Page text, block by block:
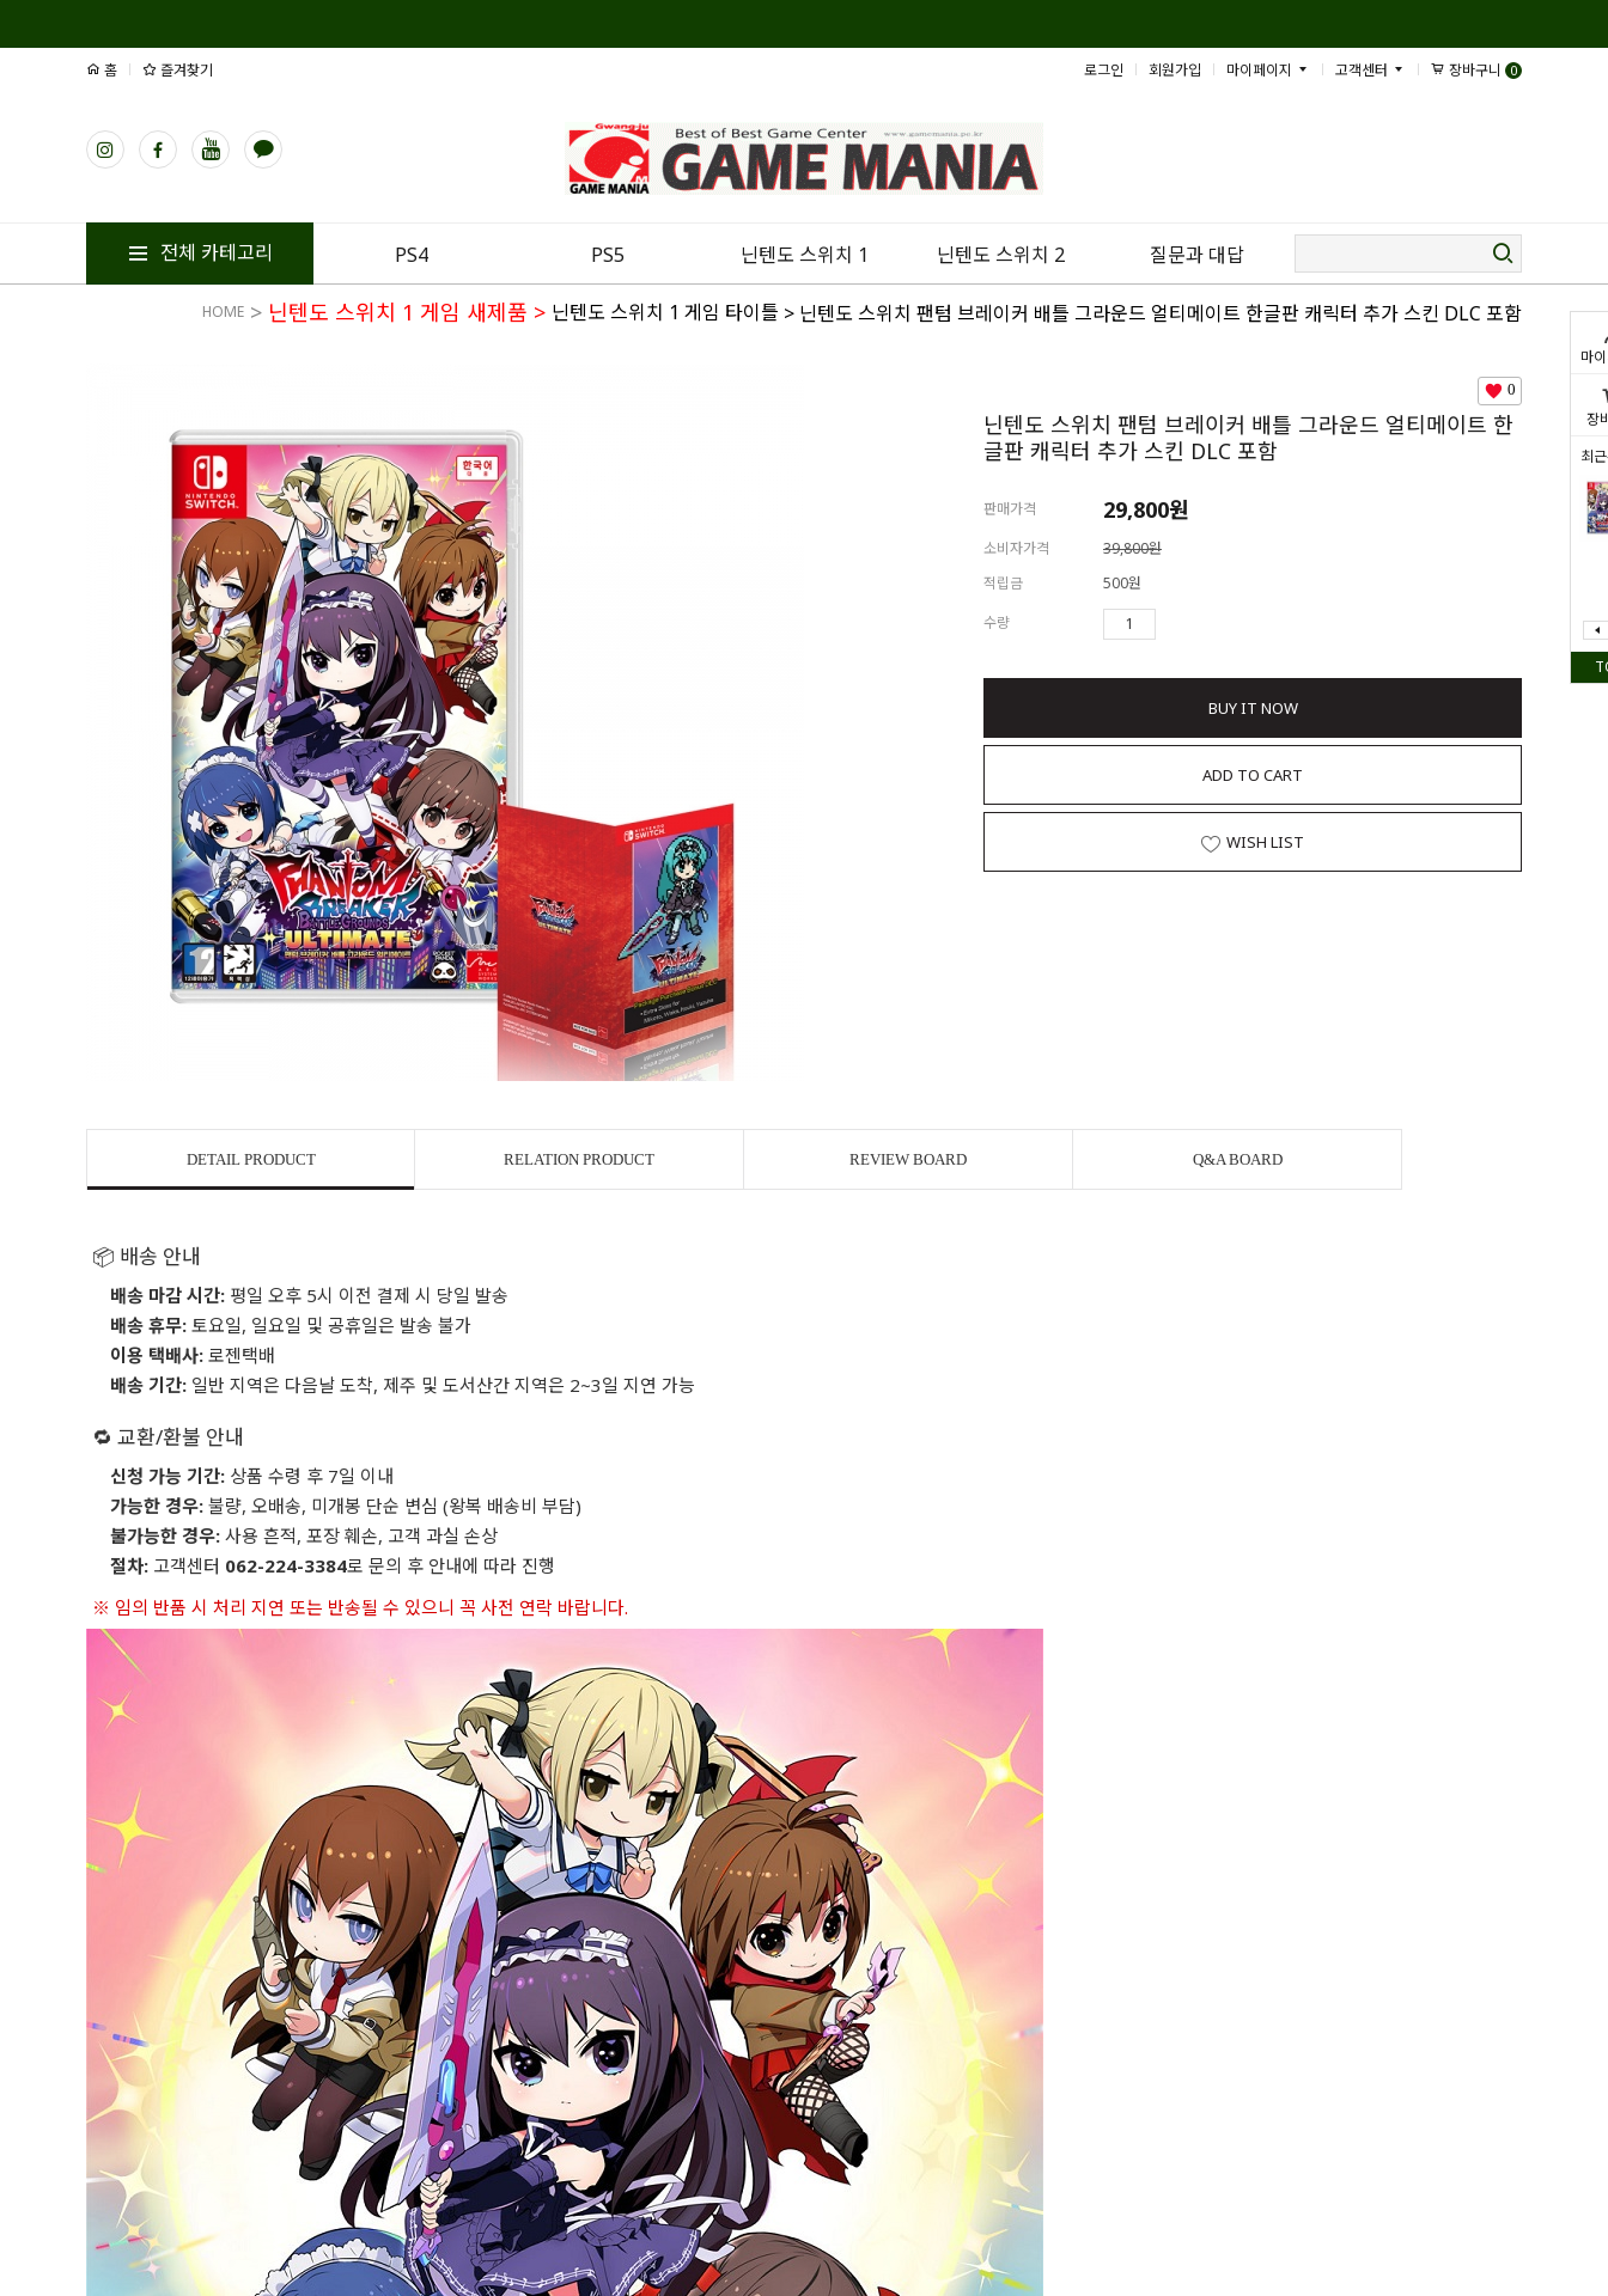
마
장
최
홈 즐겨찾기 로그인 회원가입 마이페이지 고객센터 장바구니 0
전체 카테고리 PS4 PS5 닌텐도 스위치 1 닌텐도 스위치 2 질문과 대답
HOME > 닌텐도 스위치 1 게임 새제품 > 닌텐도 스위치 1 게임 타이틀 > 닌텐도 스위치 팬텀 브레이커 배틀 그라운드 얼티메이트 한글판 캐릭터 추가 스킨 DLC 포함
0
닌텐도 스위치 팬텀 브레이커 배틀 그라운드 얼티메이트 한
글판 캐릭터 추가 스킨 DLC 포함
판매가격 29,800원
소비자가격
39,800원
적립금
500원
수량
BUY IT NOW
ADD TO CART
WISH LIST
DETAIL PRODUCT RELATION PRODUCT REVIEW BOARD Q&A BOARD
📦 배송 안내
배송 마감 시간: 평일 오후 5시 이전 결제 시 당일 발송
배송 휴무: 토요일, 일요일 및 공휴일은 발송 불가
이용 택배사: 로젠택배
배송 기간: 일반 지역은 다음날 도착, 제주 및 도서산간 지역은 2~3일 지연 가능
🔁 교환/환불 안내
신청 가능 기간: 상품 수령 후 7일 이내
가능한 경우: 불량, 오배송, 미개봉 단순 변심 (왕복 배송비 부담)
불가능한 경우: 사용 흔적, 포장 훼손, 고객 과실 손상
절차: 고객센터 062-224-3384로 문의 후 안내에 따라 진행
※ 임의 반품 시 처리 지연 또는 반송될 수 있으니 꼭 사전 연락 바랍니다.